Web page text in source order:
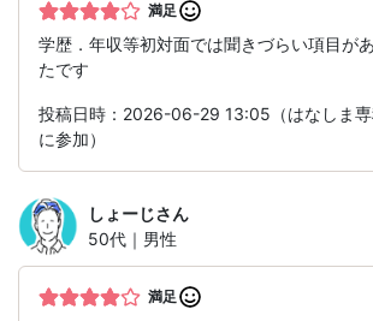
満足
学歴．年収等初対面では聞きづらい項目が
たです
投稿日時：2026-06-29 13:05（はなしま専
に参加）
しょーじさん
50代｜男性
満足